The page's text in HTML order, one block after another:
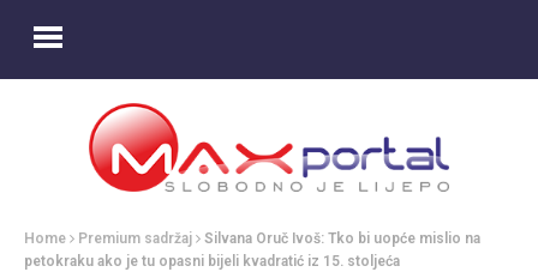
Home Premium sadržaj
Silvana Oruč Ivoš: Tko bi uopće mislio na
petokraku ako je tu opasni bijeli kvadratić iz 15. stoljeća